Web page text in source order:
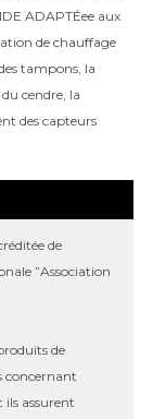
ADAPTÉee aux
de chauffage
tampons, la
cendre, la
des capteurs
de
”Association
de
concernant
ils assurent